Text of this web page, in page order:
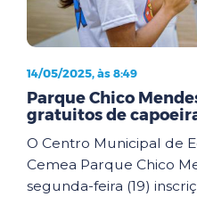
14/05/2025, às 8:49
Parque Chico
gratuitos de
O Centro Municipal de
Cemea Parque Chico
segunda-feira (19)